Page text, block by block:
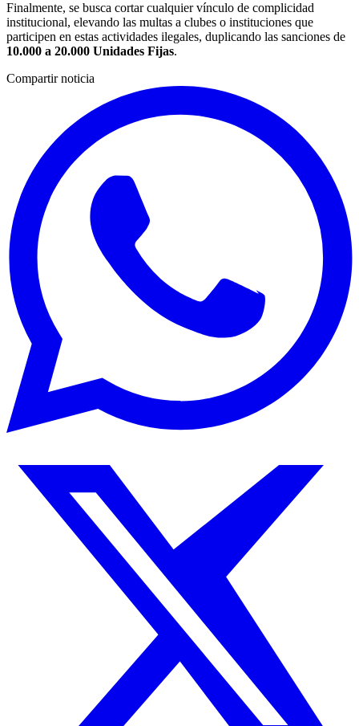
Finalmente, se busca cortar cualquier vínculo de complicidad
institucional, elevando las multas a clubes o instituciones que
participen en estas actividades ilegales, duplicando las sanciones de
10.000 a 20.000 Unidades Fijas.
Compartir noticia